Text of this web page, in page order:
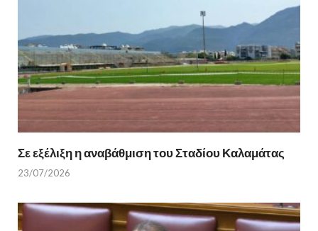
Σε εξέλιξη η αναβάθμιση του Σταδίου Καλαμάτας
23/07/2026